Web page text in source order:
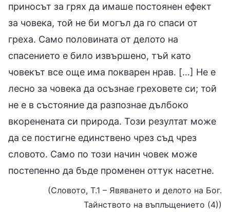
приносът за грях да имаше постоянен ефект
за човека, той не би могъл да го спаси от
греха. Само половината от делото на
спасението е било извършено, тъй като
човекът все още има покварен нрав. […] Не е
лесно за човека да осъзнае греховете си; той
не е в състояние да разпознае дълбоко
вкоренената си природа. Този резултат може
да се постигне единствено чрез съд чрез
словото. Само по този начин човек може
постепенно да бъде променен оттук насетне.
(Словото, Т.1 – Явяването и делото на Бог.
Тайнството на въплъщението (4))